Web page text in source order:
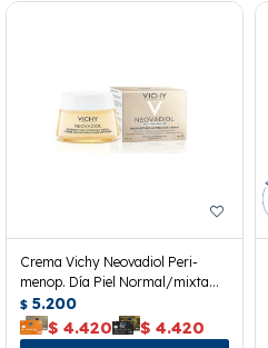
Crema Vichy Neovadiol Peri-
menop. Día Piel Normal/mixta
50ml
$ 5.200
$ 4.420 $ 4.420